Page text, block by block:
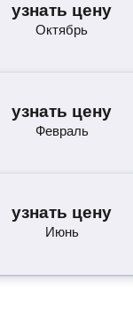
узнать цену
Октябрь
узнать цену
Февраль
узнать цену
Июнь